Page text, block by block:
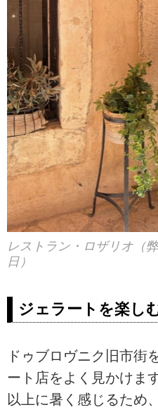
レストラン・ロザリオ（
日）
ジェラートを楽し
ドゥブロヴニク旧市街
ート店をよく見かけま
以上に暑く感じるため